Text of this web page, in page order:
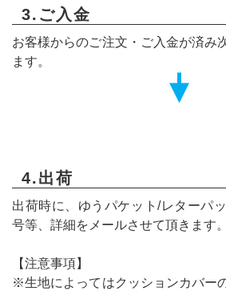
3.ご入金
お客様からのご注文・ご入金が済み
ます。
4.出荷
出荷時に、ゆうパケット/レターパ
号等、詳細をメールさせて頂きます。
【注意事項】
※生地によってはクッションカバー